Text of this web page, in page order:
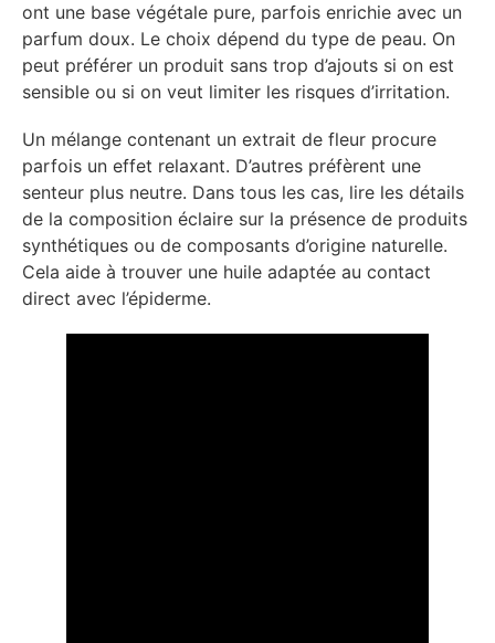
ont une base végétale pure, parfois enrichie avec un
parfum doux. Le choix dépend du type de peau. On
peut préférer un produit sans trop d’ajouts si on est
sensible ou si on veut limiter les risques d’irritation.
Un mélange contenant un extrait de fleur procure
parfois un effet relaxant. D’autres préfèrent une
senteur plus neutre. Dans tous les cas, lire les détails
de la composition éclaire sur la présence de produits
synthétiques ou de composants d’origine naturelle.
Cela aide à trouver une huile adaptée au contact
direct avec l’épiderme.